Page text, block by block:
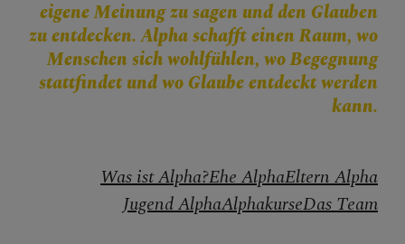
GLAUBEN
ERLEBEN
Wiedereintritt
eigene Meinung zu sagen und den Glauben
zu entdecken. Alpha schafft einen Raum, wo
Menschen sich wohlfühlen, wo Begegnung
stattfindet und wo Glaube entdeckt werden
kann.
Was ist Alpha?Ehe AlphaEltern Alpha
Jugend AlphaAlphakurseDas Team